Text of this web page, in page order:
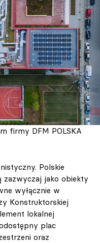
firmy DFM POLSKA
Polskie
zazwyczaj jako obiekty
wyłącznie w
Konstruktorskiej
lokalnej
plac
oraz